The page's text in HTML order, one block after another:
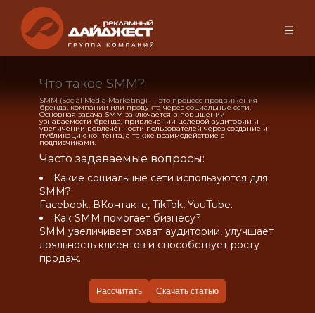
☰
Что такое SMM?
SMM (Social Media Marketing) — это процесс продвижения
бренда, компании или продукта через социальные сети.
Основная задача SMM заключается в повышении
узнаваемости бренда, привлечении целевой аудитории и
увеличении вовлечённости пользователей через создание и
публикацию контента, а также взаимодействие с
подписчиками.
Часто задаваемые вопросы:
Какие социальные сети используются для
SMM?
Facebook, ВКонтакте, TikTok, YouTube.
Как SMM помогает бизнесу?
SMM увеличивает охват аудитории, улучшает
лояльность клиентов и способствует росту
продаж.
Рассчитать Скачать статью